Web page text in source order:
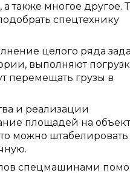
также многое другое.
спецтехнику
целого ряда
выполняют
перемещать грузы в
и реализации
площадей на
то можно штабелировать
спецмашинами